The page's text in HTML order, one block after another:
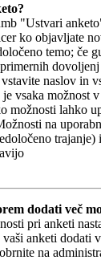
"Ustvari
ko objavljate
temo; če
naslov in
je vsaka možnost
možnosti lahko
na
dodati več
pri anketi
vaši anketi dodati
na